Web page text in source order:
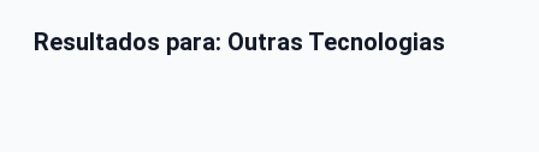
Resultados para: Outras Tecnologias